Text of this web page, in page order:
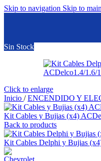
Skip to navigation Skip to
Sin Stock
Click to enlarge
Inicio / ENCENDIDO Y
Kit Cables y Bujias (x4)
Back to products
Kit Cables Delphi y Bujias